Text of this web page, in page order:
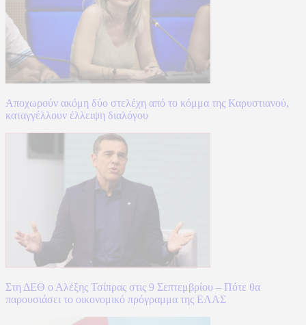
Αποχωρούν ακόμη δύο στελέχη από το κόμμα της Καρυστιανού,
καταγγέλλουν έλλειψη διαλόγου
Στη ΔΕΘ ο Αλέξης Τσίπρας στις 9 Σεπτεμβρίου – Πότε θα
παρουσιάσει το οικονομικό πρόγραμμα της ΕΛΑΣ